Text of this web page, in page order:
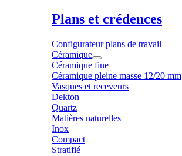
Plans et crédences
Configurateur plans de travail
Céramique
Céramique fine
Céramique pleine masse 12/20 mm
Vasques et receveurs
Dekton
Quartz
Matières naturelles
Inox
Compact
Stratifié